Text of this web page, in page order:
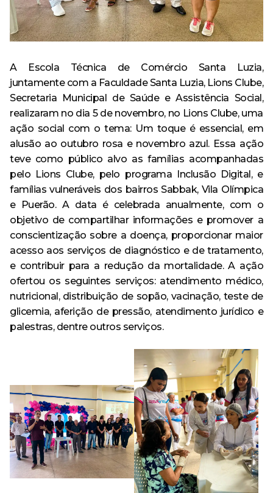
Política de Privacidade
Monitoria
Calendário Acadêmico
Acervo
Revistas e Periódicos
Estrutura física
Repositório Institucional
Serviços oferecidos
Ouvidoria
Outras ferramentas de pesquisa
Minha Biblioteca
Pesquisa
Revista Risa
CPA
Trabalhe Conosco
Banco de Talentos
Acompanhamento dos Egressos
Escola Técnica
Anatomia Humana Online
Curso de Especialização
Destaque
Ensino
Evento
Extensão
Notícia
Pesquisa
AVA – Moodle
A Escola Técnica de Comércio Santa Luzia,
juntamente com a Faculdade Santa Luzia, Lions Clube,
Secretaria Municipal de Saúde e Assistência Social,
realizaram no dia 5 de novembro, no Lions Clube, uma
ação social com o tema: Um toque é essencial, em
alusão ao outubro rosa e novembro azul. Essa ação
teve como público alvo as famílias acompanhadas
pelo Lions Clube, pelo programa Inclusão Digital, e
famílias vulneráveis dos bairros Sabbak, Vila Olímpica
e Puerão. A data é celebrada anualmente, com o
objetivo de compartilhar informações e promover a
conscientização sobre a doença, proporcionar maior
acesso aos serviços de diagnóstico e de tratamento,
e contribuir para a redução da mortalidade. A ação
ofertou os seguintes serviços: atendimento médico,
nutricional, distribuição de sopão, vacinação, teste de
glicemia, aferição de pressão, atendimento jurídico e
palestras, dentre outros serviços.